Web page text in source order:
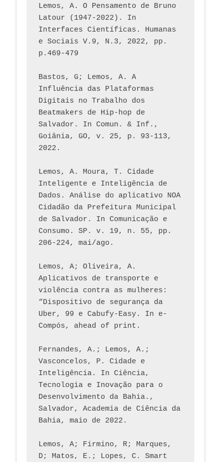
Lemos, A. O Pensamento de Bruno
Latour (1947-2022). In
Interfaces Científicas. Humanas
e Sociais V.9, N.3, 2022, pp.
p.469-479
Bastos, G; Lemos, A. A
Influência das Plataformas
Digitais no Trabalho dos
Beatmakers de Hip-hop de
Salvador. In Comun. & Inf.,
Goiânia, GO, v. 25, p. 93-113,
2022.
Lemos, A. Moura, T. Cidade
Inteligente e Inteligência de
Dados. Análise do aplicativo NOA
Cidadão da Prefeitura Municipal
de Salvador. In Comunicação e
Consumo. SP. v. 19, n. 55, pp.
206-224, mai/ago.
Lemos, A; Oliveira, A.
Aplicativos de transporte e
violência contra as mulheres:
“Dispositivo de segurança da
Uber, 99 e Cabufy-Easy. In e-
Compós, ahead of print.
Fernandes, A.; Lemos, A.;
Vasconcelos, P. Cidade e
Inteligência. In Ciência,
Tecnologia e Inovação para o
Desenvolvimento da Bahia.,
Salvador, Academia de Ciência da
Bahia, maio de 2022.
Lemos, A; Firmino, R; Marques,
D; Matos, E.; Lopes, C. Smart